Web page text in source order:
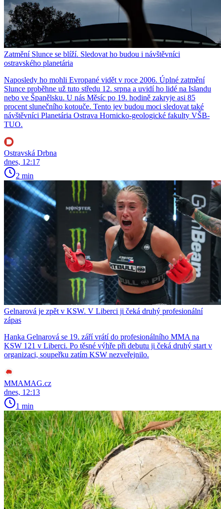
Zatmění Slunce se blíží. Sledovat ho budou i návštěvníci
ostravského planetária
Naposledy ho mohli Evropané vidět v roce 2006. Úplné zatmění
Slunce proběhne už tuto středu 12. srpna a uvidí ho lidé na Islandu
nebo ve Španělsku. U nás Měsíc po 19. hodině zakryje asi 85
procent slunečního kotouče. Tento jev budou moci sledovat také
návštěvníci Planetária Ostrava Hornicko-geologické fakulty VŠB-
TUO.
Ostravská Drbna
dnes, 12:17
2 min
Gelnarová je zpět v KSW. V Liberci ji čeká druhý profesionální
zápas
Hanka Gelnarová se 19. září vrátí do profesionálního MMA na
KSW 121 v Liberci. Po těsné výhře při debutu ji čeká druhý start v
organizaci, soupeřku zatím KSW nezveřejnilo.
MMAMAG.cz
dnes, 12:13
1 min